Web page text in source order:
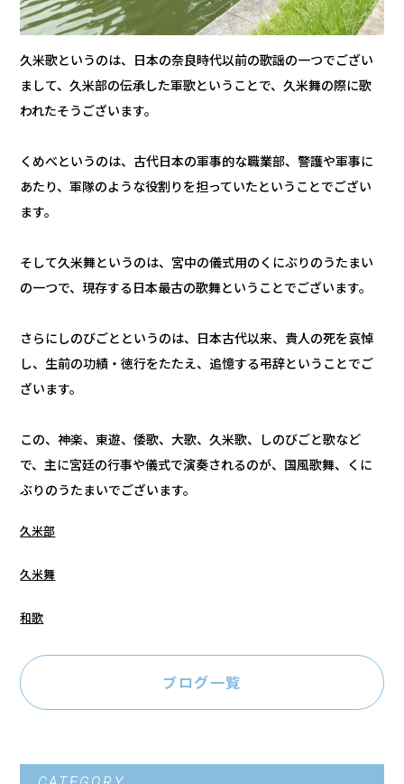
久米歌というのは、日本の奈良時代以前の歌謡の一つでござい
まして、久米部の伝承した軍歌ということで、久米舞の際に歌
われたそうございます。
くめべというのは、古代日本の軍事的な職業部、警護や軍事に
あたり、軍隊のような役割りを担っていたということでござい
ます。
そして久米舞というのは、宮中の儀式用のくにぶりのうたまい
の一つで、現存する日本最古の歌舞ということでございます。
さらにしのびごとというのは、日本古代以来、貴人の死を哀悼
し、生前の功績・徳行をたたえ、追憶する弔辞ということでご
ざいます。
この、神楽、東遊、倭歌、大歌、久米歌、しのびごと歌など
で、主に宮廷の行事や儀式で演奏されるのが、国風歌舞、くに
ぶりのうたまいでございます。
久米部
久米舞
和歌
ブログ一覧